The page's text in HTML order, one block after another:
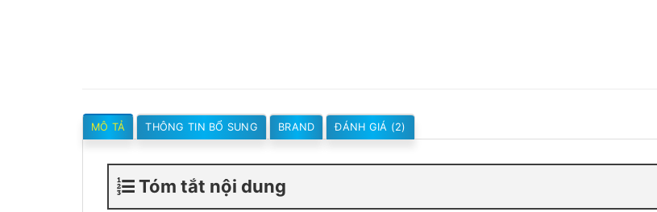
MÔ TẢ THÔNG TIN BỔ SUNG BRAND ĐÁNH GIÁ (2)
Tóm tắt nội dung